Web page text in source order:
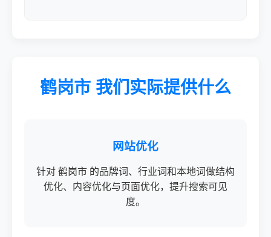
鹤岗市 我们实际提供什么
网站优化
针对 鹤岗市 的品牌词、行业词和本地词做结构
优化、内容优化与页面优化，提升搜索可见
度。